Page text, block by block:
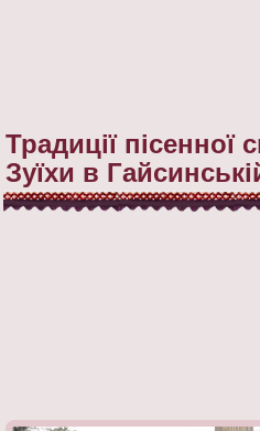
Традиції
Зуїхи в